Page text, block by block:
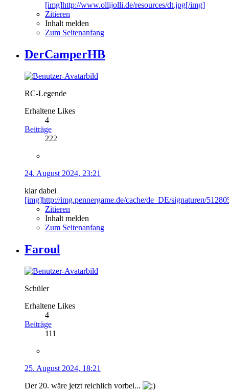
[img]http://www.ollijolli.de/resources/dt.jpg[/img]
Zitieren
Inhalt melden
Zum Seitenanfang
DerCamperHB
RC-Legende
Erhaltene Likes
4
Beiträge
222
24. August 2024, 23:21
klar dabei
[img]http://img.pennergame.de/cache/de_DE/signaturen/
Zitieren
Inhalt melden
Zum Seitenanfang
Faroul
Schüler
Erhaltene Likes
4
Beiträge
111
25. August 2024, 18:21
Der 20. wäre jetzt reichlich vorbei...